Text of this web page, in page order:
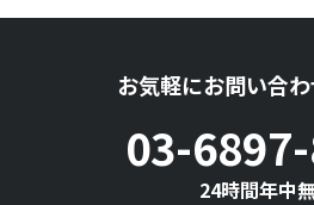
お気軽にお問い合
03-
24時間年中